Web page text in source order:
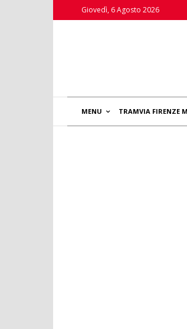
Giovedì, 6 Agosto 2026
MENU TRAMVIA FIRENZE